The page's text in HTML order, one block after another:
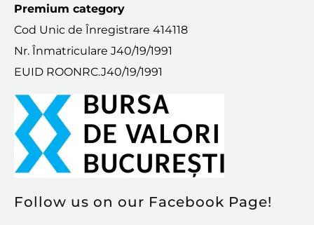
Administrează
Pentru a oferi cea mai bună experiență, folosim tehnologii, cum ar fi
cookie-uri, pentru a stoca și/sau accesa informațiile despre
dispozitive. Consimțământul pentru aceste tehnologii ne permite să
unice pe acest site. Dacă nu îți dai consimțământul sau îți retragi
Premium category
Cod Unic de Înregistrare 414118
Nr. Înmatriculare J40/19/1991
EUID ROONRC.J40/19/1991
Follow us on our Facebook Page!